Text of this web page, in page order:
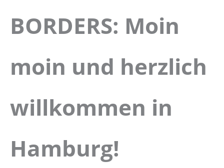
BORDERS: Moin
moin und herzlich
willkommen in
Hamburg!